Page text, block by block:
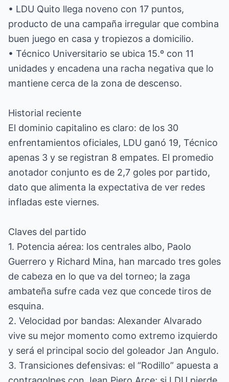
• LDU Quito llega noveno con 17 puntos,
producto de una campaña irregular que combina
buen juego en casa y tropiezos a domicilio.
• Técnico Universitario se ubica 15.º con 11
unidades y encadena una racha negativa que lo
mantiene cerca de la zona de descenso.
Historial reciente
El dominio capitalino es claro: de los 30
enfrentamientos oficiales, LDU ganó 19, Técnico
apenas 3 y se registran 8 empates. El promedio
anotador conjunto es de 2,7 goles por partido,
dato que alimenta la expectativa de ver redes
infladas este viernes.
Claves del partido
1. Potencia aérea: los centrales albo, Paolo
Guerrero y Richard Mina, han marcado tres goles
de cabeza en lo que va del torneo; la zaga
ambateña sufre cada vez que concede tiros de
esquina.
2. Velocidad por bandas: Alexander Alvarado
vive su mejor momento como extremo izquierdo
y será el principal socio del goleador Jan Angulo.
3. Transiciones defensivas: el “Rodillo” apuesta a